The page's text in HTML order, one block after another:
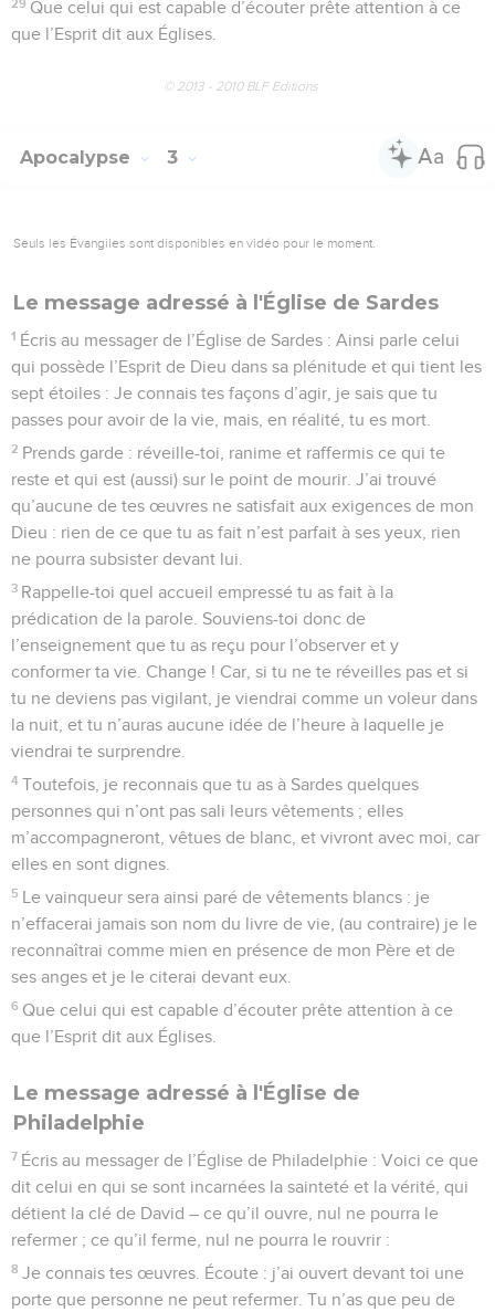
29 Que celui qui est capable d’écouter prête attention à ce
que l’Esprit dit aux Églises.
© 2013 - 2010 BLF Editions
Apocalypse 3
Seuls les Évangiles sont disponibles en vidéo pour le moment.
Le message adressé à l'Église de Sardes
1 Écris au messager de l’Église de Sardes : Ainsi parle celui
qui possède l’Esprit de Dieu dans sa plénitude et qui tient les
sept étoiles : Je connais tes façons d’agir, je sais que tu
passes pour avoir de la vie, mais, en réalité, tu es mort.
2 Prends garde : réveille-toi, ranime et raffermis ce qui te
reste et qui est (aussi) sur le point de mourir. J’ai trouvé
qu’aucune de tes œuvres ne satisfait aux exigences de mon
Dieu : rien de ce que tu as fait n’est parfait à ses yeux, rien
ne pourra subsister devant lui.
3 Rappelle-toi quel accueil empressé tu as fait à la
prédication de la parole. Souviens-toi donc de
l’enseignement que tu as reçu pour l’observer et y
conformer ta vie. Change ! Car, si tu ne te réveilles pas et si
tu ne deviens pas vigilant, je viendrai comme un voleur dans
la nuit, et tu n’auras aucune idée de l’heure à laquelle je
viendrai te surprendre.
4 Toutefois, je reconnais que tu as à Sardes quelques
personnes qui n’ont pas sali leurs vêtements ; elles
m’accompagneront, vêtues de blanc, et vivront avec moi, car
elles en sont dignes.
5 Le vainqueur sera ainsi paré de vêtements blancs : je
n’effacerai jamais son nom du livre de vie, (au contraire) je le
reconnaîtrai comme mien en présence de mon Père et de
ses anges et je le citerai devant eux.
6 Que celui qui est capable d’écouter prête attention à ce
que l’Esprit dit aux Églises.
Le message adressé à l'Église de
Philadelphie
7 Écris au messager de l’Église de Philadelphie : Voici ce que
dit celui en qui se sont incarnées la sainteté et la vérité, qui
détient la clé de David – ce qu’il ouvre, nul ne pourra le
refermer ; ce qu’il ferme, nul ne pourra le rouvrir :
8 Je connais tes œuvres. Écoute : j’ai ouvert devant toi une
porte que personne ne peut refermer. Tu n’as que peu de